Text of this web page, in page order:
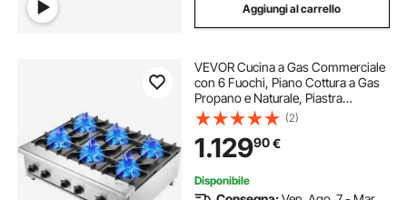
Aggiungi al carrello
VEVOR Cucina a Gas Commerciale
con 6 Fuochi, Piano Cottura a Gas
Propano e Naturale, Piastra
Riscaldante a Gas in Acciaio
Inossidabile, Attrezzatura da Cucina
Commerciale per Ristoranti, 42 KW
(2)
1.12990€
Disponibile